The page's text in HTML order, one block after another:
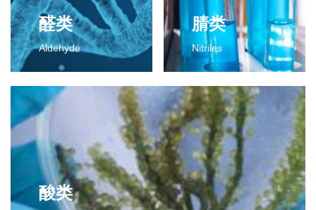
2-氯代异丁酰氯
对甲基苯甲酰氯
更多>>
醛类
Aldehyde
醛类
2,6-二氯苯甲醛
2,3-二氯苯甲醛
邻氟苯甲醛
间氟苯甲醛
间氯苯甲醛
更多>>
腈类
Nitriles
腈类
2,4-二氯苯腈
对氟苯甲腈
邻氟苯甲腈
间氟苯甲腈
间氯苯甲腈
对氯苯甲腈
对氟苯乙腈
酸类